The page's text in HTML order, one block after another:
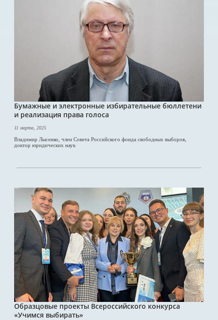
Бумажные и электронные избирательные бюллетени
и реализация права голоса
11 марта, 2025
Владимир Лысенко, член Совета Российского фонда свободных выборов,
доктор юридических наук
Образцовые проекты Всероссийского конкурса
«Учимся выбирать»